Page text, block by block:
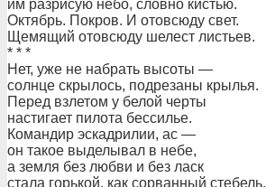
им разрисую небо, словно кистью.
Октябрь. Покров. И отовсюду свет.
Щемящий отовсюду шелест листьев.
* * *
Нет, уже не набрать высоты —
солнце скрылось, подрезаны крылья.
Перед взлетом у белой черты
настигает пилота бессилье.
Командир эскадрилии, ас —
он такое выделывал в небе,
а земля без любви и без ласк
стала горькой, как сорванный стебель.